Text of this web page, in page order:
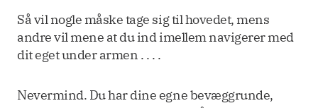
Så vil nogle måske tage sig til hovedet, mens
andre vil mene at du ind imellem navigerer med
dit eget under armen . . . .
Nevermind. Du har dine egne bevæggrunde,